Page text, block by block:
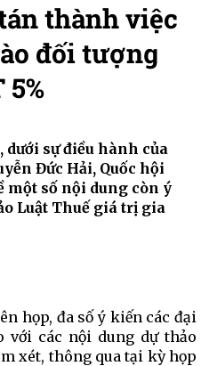
thành việc
đối tượng
dưới sự điều hành của
Đức Hải, Quốc hội
một số nội dung còn ý
Luật Thuế giá trị gia
họp, đa số ý kiến các đại
với các nội dung dự thảo
xét, thông qua tại kỳ họp